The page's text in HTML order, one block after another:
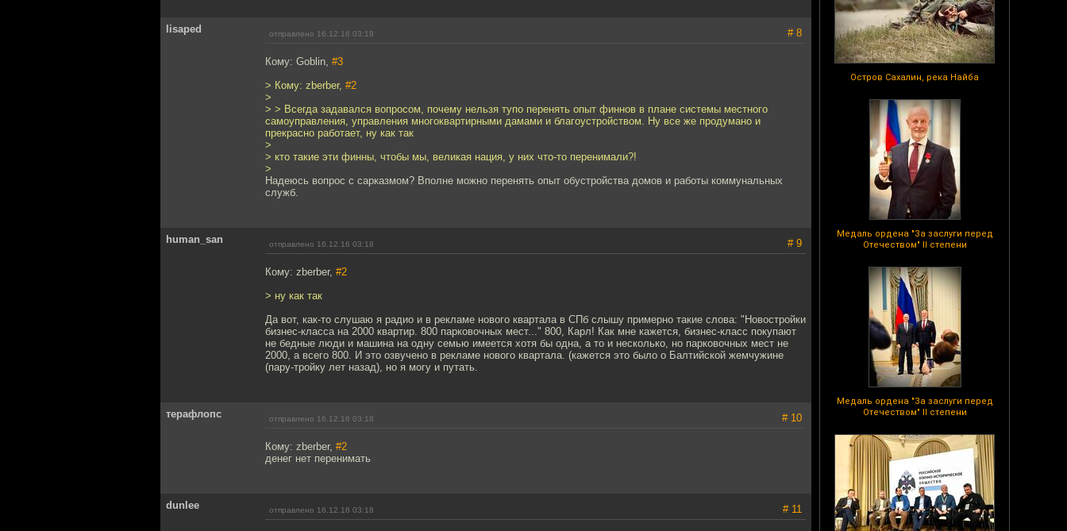
Остров Сахалин, река Найба
Медаль ордена "За заслуги перед
Отечеством" II степени
Медаль ордена "За заслуги перед
Отечеством" II степени
lisaped отправлено 16.12.16 03:18 # 8
Кому: Goblin, #3
> Кому: zberber, #2
>
> > Всегда задавался вопросом, почему нельзя тупо перенять опыт финнов в плане системы местного
самоуправления, управления многоквартирными дамами и благоустройством. Ну все же продумано и
прекрасно работает, ну как так
>
> кто такие эти финны, чтобы мы, великая нация, у них что-то перенимали?!
>
Надеюсь вопрос с сарказмом? Вполне можно перенять опыт обустройства домов и работы коммунальных
служб.
human_san отправлено 16.12.16 03:18 # 9
Кому: zberber, #2
> ну как так
Да вот, как-то слушаю я радио и в рекламе нового квартала в СПб слышу примерно такие слова: "Новостройки
бизнес-класса на 2000 квартир. 800 парковочных мест..." 800, Карл! Как мне кажется, бизнес-класс покупают
не бедные люди и машина на одну семью имеется хотя бы одна, а то и несколько, но парковочных мест не
2000, а всего 800. И это озвучено в рекламе нового квартала. (кажется это было о Балтийской жемчужине
(пару-тройку лет назад), но я могу и путать.
терафлопс отправлено 16.12.16 03:18 # 10
Кому: zberber, #2
денег нет перенимать
dunlee отправлено 16.12.16 03:18 # 11